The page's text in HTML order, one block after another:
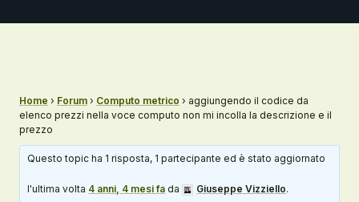
Home › Forum › Computo metrico › aggiungendo il codice da
elenco prezzi nella voce computo non mi incolla la descrizione e il
prezzo
Questo topic ha 1 risposta, 1 partecipante ed è stato aggiornato
l'ultima volta 4 anni, 4 mesi fa da Giuseppe Vizziello.